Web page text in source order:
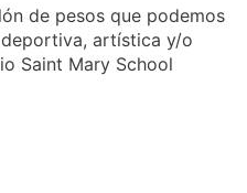
de pesos que podemos
artística y/o
Saint Mary School